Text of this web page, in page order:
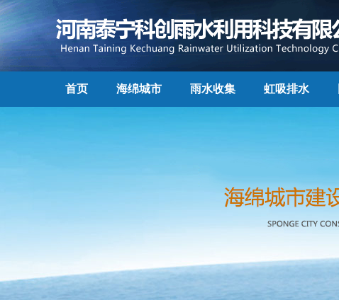
首页 海绵城市 雨水收集 虹吸排水